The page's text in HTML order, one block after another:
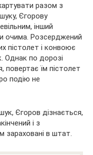
разом з
Єгорову
інший
очима. Розсерджений
пістолет і конвоює
Однак по дорозі
повертає їм пістолет
подію не
Єгоров дізнається,
і з
зараховані в штат.